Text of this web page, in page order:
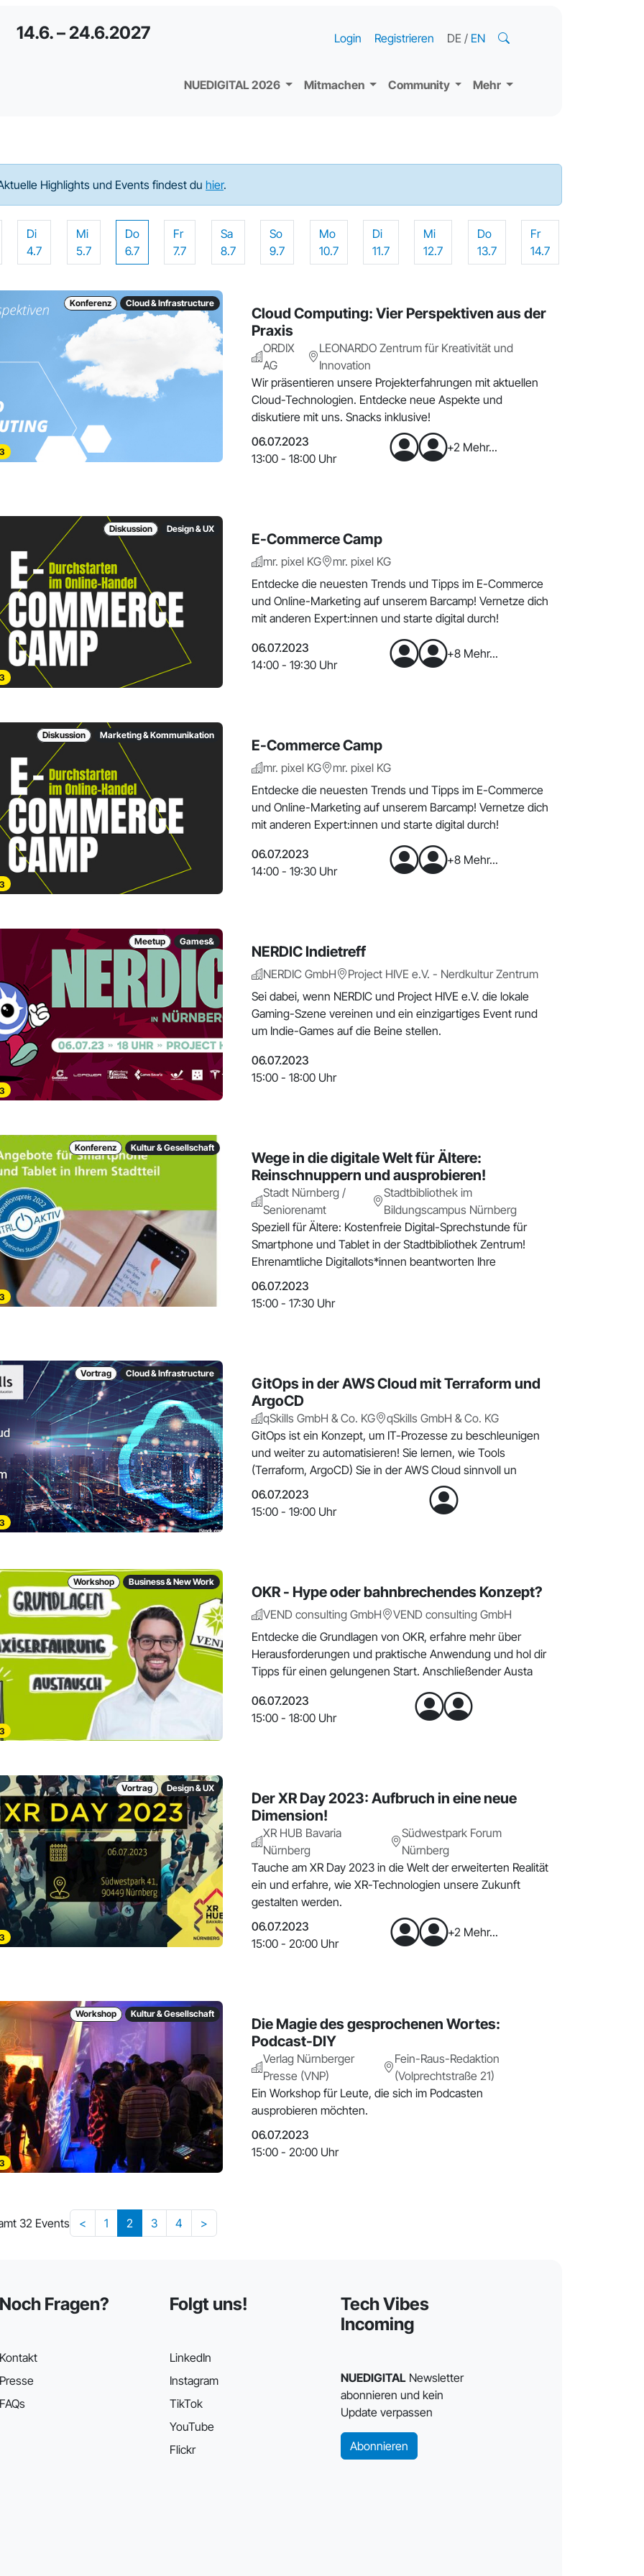
14.6. – 24.6.2027
NUEDIGITAL 2026 Mitmachen Community Mehr
Login Registrieren DE / EN
Highlights und Events findest du hier.
Di
4.7
Mi
5.7
Do
6.7
Fr
7.7
Sa
8.7
So
9.7
Mo
10.7
Di
11.7
Mi
12.7
Do
13.7
Fr
14.7
Konferenz Cloud & Infrastructure
Cloud Computing: Vier Perspektiven aus der
Praxis
ORDIX
AG
LEONARDO Zentrum für Kreativität und
Innovation
Wir präsentieren unsere Projekterfahrungen mit aktuellen
Cloud-Technologien. Entdecke neue Aspekte und
diskutiere mit uns. Snacks inklusive!
06.07.2023
13:00 - 18:00 Uhr
+2 Mehr...
Diskussion Design & UX
E-Commerce Camp
mr. pixel KG
mr. pixel KG
Entdecke die neuesten Trends und Tipps im E-Commerce
und Online-Marketing auf unserem Barcamp! Vernetze dich
mit anderen Expert:innen und starte digital durch!
06.07.2023
14:00 - 19:30 Uhr
+8 Mehr...
Diskussion Marketing & Kommunikation
E-Commerce Camp
mr. pixel KG
mr. pixel KG
Entdecke die neuesten Trends und Tipps im E-Commerce
und Online-Marketing auf unserem Barcamp! Vernetze dich
mit anderen Expert:innen und starte digital durch!
06.07.2023
14:00 - 19:30 Uhr
+8 Mehr...
Meetup Games&
NERDIC Indietreff
NERDIC GmbH
Project HIVE e.V. - Nerdkultur Zentrum
Sei dabei, wenn NERDIC und Project HIVE e.V. die lokale
Gaming-Szene vereinen und ein einzigartiges Event rund
um Indie-Games auf die Beine stellen.
06.07.2023
15:00 - 18:00 Uhr
Konferenz Kultur & Gesellschaft
Wege in die digitale Welt für Ältere:
Reinschnuppern und ausprobieren!
Stadt Nürnberg /
Seniorenamt
Stadtbibliothek im
Bildungscampus Nürnberg
Speziell für Ältere: Kostenfreie Digital-Sprechstunde für
Smartphone und Tablet in der Stadtbibliothek Zentrum!
Ehrenamtliche Digitallots*innen beantworten Ihre
06.07.2023
15:00 - 17:30 Uhr
Vortrag Cloud & Infrastructure
GitOps in der AWS Cloud mit Terraform und
ArgoCD
qSkills GmbH & Co. KG
qSkills GmbH & Co. KG
GitOps ist ein Konzept, um IT-Prozesse zu beschleunigen
und weiter zu automatisieren! Sie lernen, wie Tools
(Terraform, ArgoCD) Sie in der AWS Cloud sinnvoll un
06.07.2023
15:00 - 19:00 Uhr
Workshop Business & New Work
OKR - Hype oder bahnbrechendes Konzept?
VEND consulting GmbH
VEND consulting GmbH
Entdecke die Grundlagen von OKR, erfahre mehr über
Herausforderungen und praktische Anwendung und hol dir
Tipps für einen gelungenen Start. Anschließender Austa
06.07.2023
15:00 - 18:00 Uhr
Vortrag Design & UX
Der XR Day 2023: Aufbruch in eine neue
Dimension!
XR HUB Bavaria
Nürnberg
Südwestpark Forum
Nürnberg
Tauche am XR Day 2023 in die Welt der erweiterten Realität
ein und erfahre, wie XR-Technologien unsere Zukunft
gestalten werden.
06.07.2023
15:00 - 20:00 Uhr
+2 Mehr...
Workshop Kultur & Gesellschaft
Die Magie des gesprochenen Wortes:
Podcast-DIY
Verlag Nürnberger
Presse (VNP)
Fein-Raus-Redaktion
(Volprechtstraße 21)
Ein Workshop für Leute, die sich im Podcasten
ausprobieren möchten.
06.07.2023
15:00 - 20:00 Uhr
32 Events < 1 2 3 4 >
Fragen? Folgt uns!
LinkedIn
Instagram
TikTok
YouTube
Flickr
Tech Vibes
Incoming
NUEDIGITALNewsletter
abonnieren und kein
Update verpassen
Abonnieren